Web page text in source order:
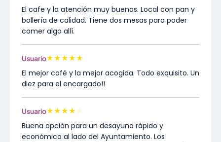
El cafe y la atención muy buenos. Local con pan y
bollería de calidad. Tiene dos mesas para poder
comer algo allí.
Usuario★★★★★
El mejor café y la mejor acogida. Todo exquisito. Un
diez para el encargado!!
Usuario★★★★ ★
Buena opción para un desayuno rápido y
económico al lado del Ayuntamiento. Los